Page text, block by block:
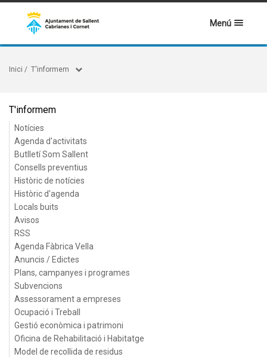
Menú
Inici / T'informem
T'informem
Notícies
Agenda d'activitats
Butlletí Som Sallent
Consells preventius
Històric de notícies
Històric d'agenda
Locals buits
Avisos
RSS
Agenda Fàbrica Vella
Anuncis / Edictes
Plans, campanyes i programes
Subvencions
Assessorament a empreses
Ocupació i Treball
Gestió econòmica i patrimoni
Oficina de Rehabilitació i Habitatge
Model de recollida de residus